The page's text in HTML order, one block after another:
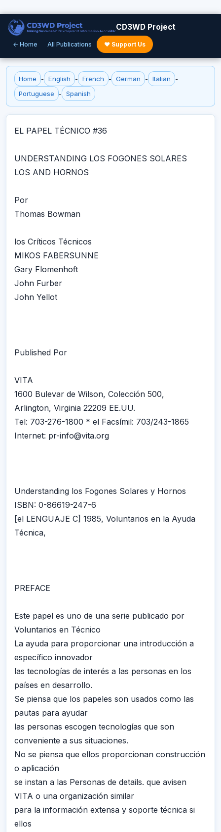
CD3WD Project
← Home All Publications ♥ Support Us
Home - English - French - German - Italian
-
Portuguese
- Spanish
EL PAPEL TÉCNICO #36
UNDERSTANDING LOS FOGONES SOLARES
LOS AND HORNOS
Por
Thomas Bowman
los Críticos Técnicos
MIKOS FABERSUNNE
Gary Flomenhoft
John Furber
John Yellot
Published Por
VITA
1600 Bulevar de Wilson, Colección 500,
Arlington, Virginia 22209 EE.UU.
Tel: 703-276-1800 * el Facsímil: 703/243-1865
Internet: pr-info@vita.org
Understanding los Fogones Solares y Hornos
ISBN: 0-86619-247-6
[el LENGUAJE C] 1985, Voluntarios en la Ayuda
Técnica,
PREFACE
Este papel es uno de una serie publicado por
Voluntarios en Técnico
La ayuda para proporcionar una introducción a
específico innovador
las tecnologías de interés a las personas en los
países en desarrollo.
Se piensa que los papeles son usados como las
pautas para ayudar
las personas escogen tecnologías que son
conveniente a sus situaciones.
No se piensa que ellos proporcionan construcción
o aplicación
se instan a las Personas de details. que avisen
VITA o una organización similar
para la información extensa y soporte técnica si
ellos